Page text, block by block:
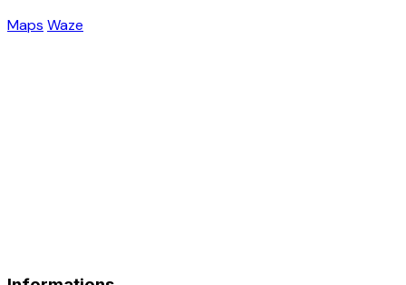
Maps Waze